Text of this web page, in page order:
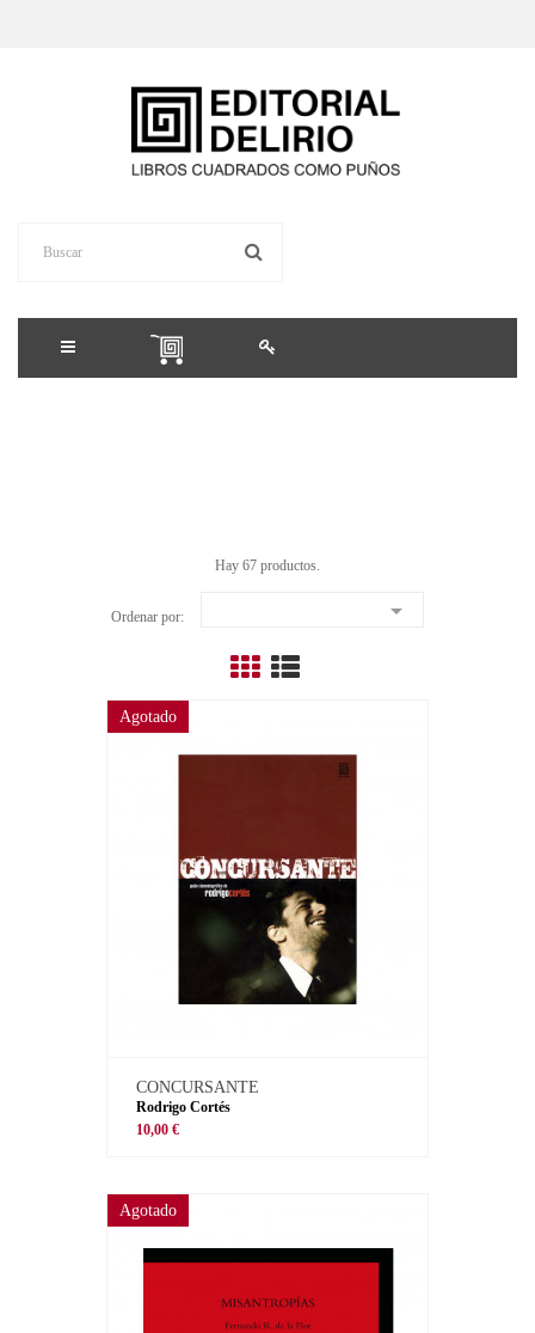
Hay 67 productos.
Ordenar por: 
Agotado
CONCURSANTE
Rodrigo Cortés
10,00 €
Agotado